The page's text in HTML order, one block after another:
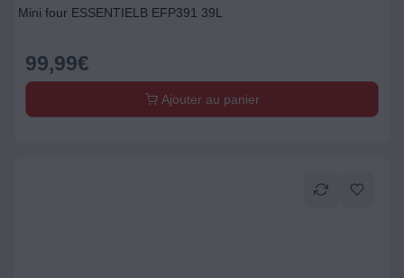
Mini four ESSENTIELB EFP391 39L
99,99€
Ajouter au panier